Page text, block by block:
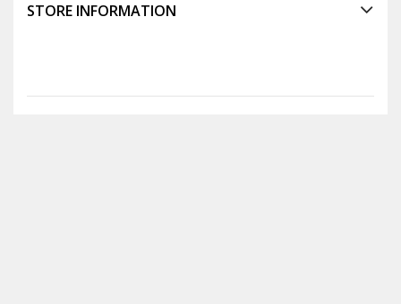
STORE INFORMATION